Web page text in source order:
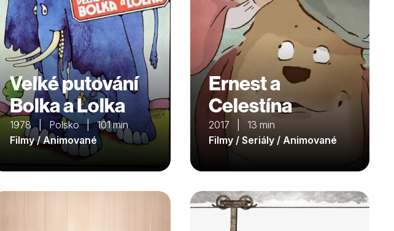
Velké putování
Bolka a Lolka
1978 | Polsko | 101 min
Filmy / Animované
Ernest a
Celestína
2017 | 13 min
Filmy / Seriály / Animované